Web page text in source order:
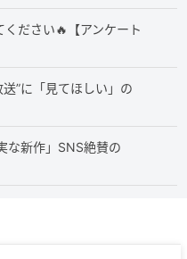
ください🔥【アンケート
”に「見てほしい」の
な新作」SNS絶賛の